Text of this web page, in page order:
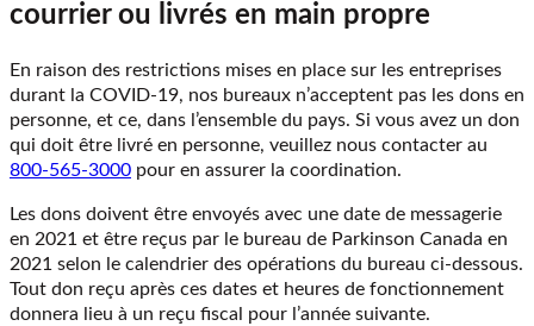
courrier ou livrés en main propre
En raison des restrictions mises en place sur les entreprises
durant la COVID-19, nos bureaux n’acceptent pas les dons en
personne, et ce, dans l’ensemble du pays. Si vous avez un don
qui doit être livré en personne, veuillez nous contacter au
800-565-3000 pour en assurer la coordination.
Les dons doivent être envoyés avec une date de messagerie
en 2021 et être reçus par le bureau de Parkinson Canada en
2021 selon le calendrier des opérations du bureau ci-dessous.
Tout don reçu après ces dates et heures de fonctionnement
donnera lieu à un reçu fiscal pour l’année suivante.